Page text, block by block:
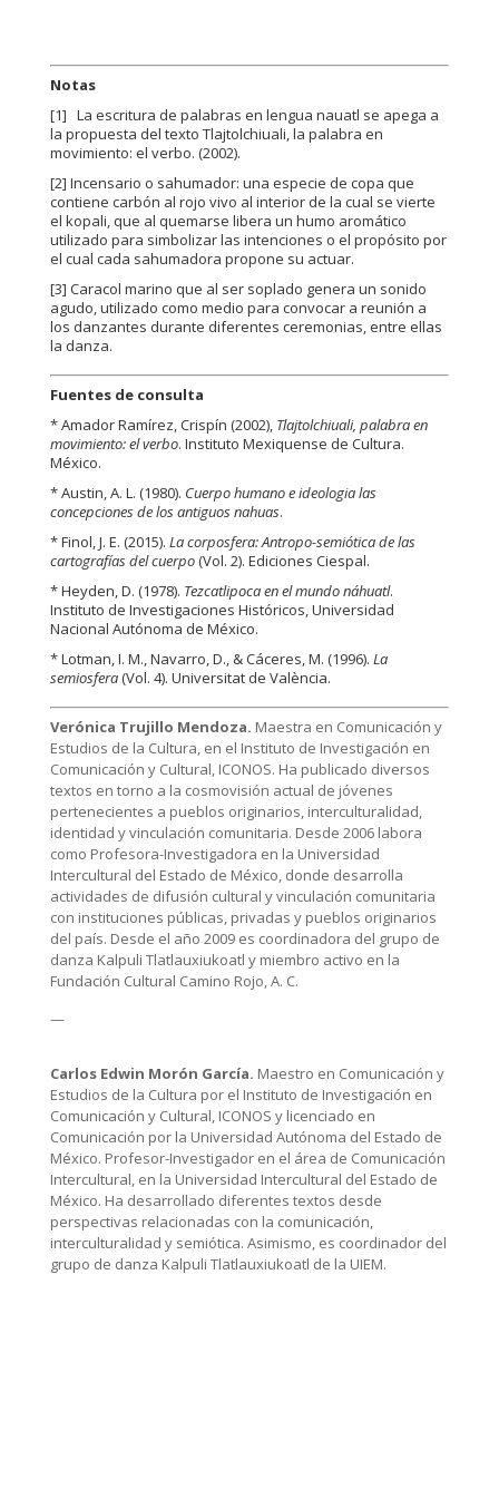
Notas
[1] La escritura de palabras en lengua nauatl se apega a
la propuesta del texto Tlajtolchiuali, la palabra en
movimiento: el verbo. (2002).
[2] Incensario o sahumador: una especie de copa que
contiene carbón al rojo vivo al interior de la cual se vierte
el kopali, que al quemarse libera un humo aromático
utilizado para simbolizar las intenciones o el propósito por
el cual cada sahumadora propone su actuar.
[3] Caracol marino que al ser soplado genera un sonido
agudo, utilizado como medio para convocar a reunión a
los danzantes durante diferentes ceremonias, entre ellas
la danza.
Fuentes de consulta
* Amador Ramírez, Crispín (2002), Tlajtolchiuali, palabra en
movimiento: el verbo. Instituto Mexiquense de Cultura.
México.
* Austin, A. L. (1980). Cuerpo humano e ideologia las
concepciones de los antiguos nahuas.
* Finol, J. E. (2015). La corposfera: Antropo-semiótica de las
cartografías del cuerpo(Vol. 2). Ediciones Ciespal.
* Heyden, D. (1978). Tezcatlipoca en el mundo náhuatl.
Instituto de Investigaciones Históricos, Universidad
Nacional Autónoma de México.
* Lotman, I. M., Navarro, D., & Cáceres, M. (1996). La
semiosfera(Vol. 4). Universitat de València.
Verónica Trujillo Mendoza. Maestra en Comunicación y
Estudios de la Cultura, en el Instituto de Investigación en
Comunicación y Cultural, ICONOS. Ha publicado diversos
textos en torno a la cosmovisión actual de jóvenes
pertenecientes a pueblos originarios, interculturalidad,
identidad y vinculación comunitaria. Desde 2006 labora
como Profesora-Investigadora en la Universidad
Intercultural del Estado de México, donde desarrolla
actividades de difusión cultural y vinculación comunitaria
con instituciones públicas, privadas y pueblos originarios
del país. Desde el año 2009 es coordinadora del grupo de
danza Kalpuli Tlatlauxiukoatl y miembro activo en la
Fundación Cultural Camino Rojo, A. C.
—
Carlos Edwin Morón García. Maestro en Comunicación y
Estudios de la Cultura por el Instituto de Investigación en
Comunicación y Cultural, ICONOS y licenciado en
Comunicación por la Universidad Autónoma del Estado de
México. Profesor-Investigador en el área de Comunicación
Intercultural, en la Universidad Intercultural del Estado de
México. Ha desarrollado diferentes textos desde
perspectivas relacionadas con la comunicación,
interculturalidad y semiótica. Asimismo, es coordinador del
grupo de danza Kalpuli Tlatlauxiukoatl de la UIEM.